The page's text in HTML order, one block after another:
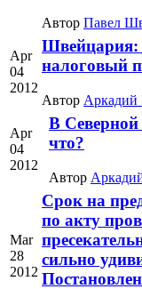
Автор Павел
Apr
04
2012
Швейцария:
налоговый
Автор Аркадий
Apr
04
2012
В Северной
что?
Автор
Mar
28
2012
Срок на
по акту
сильно